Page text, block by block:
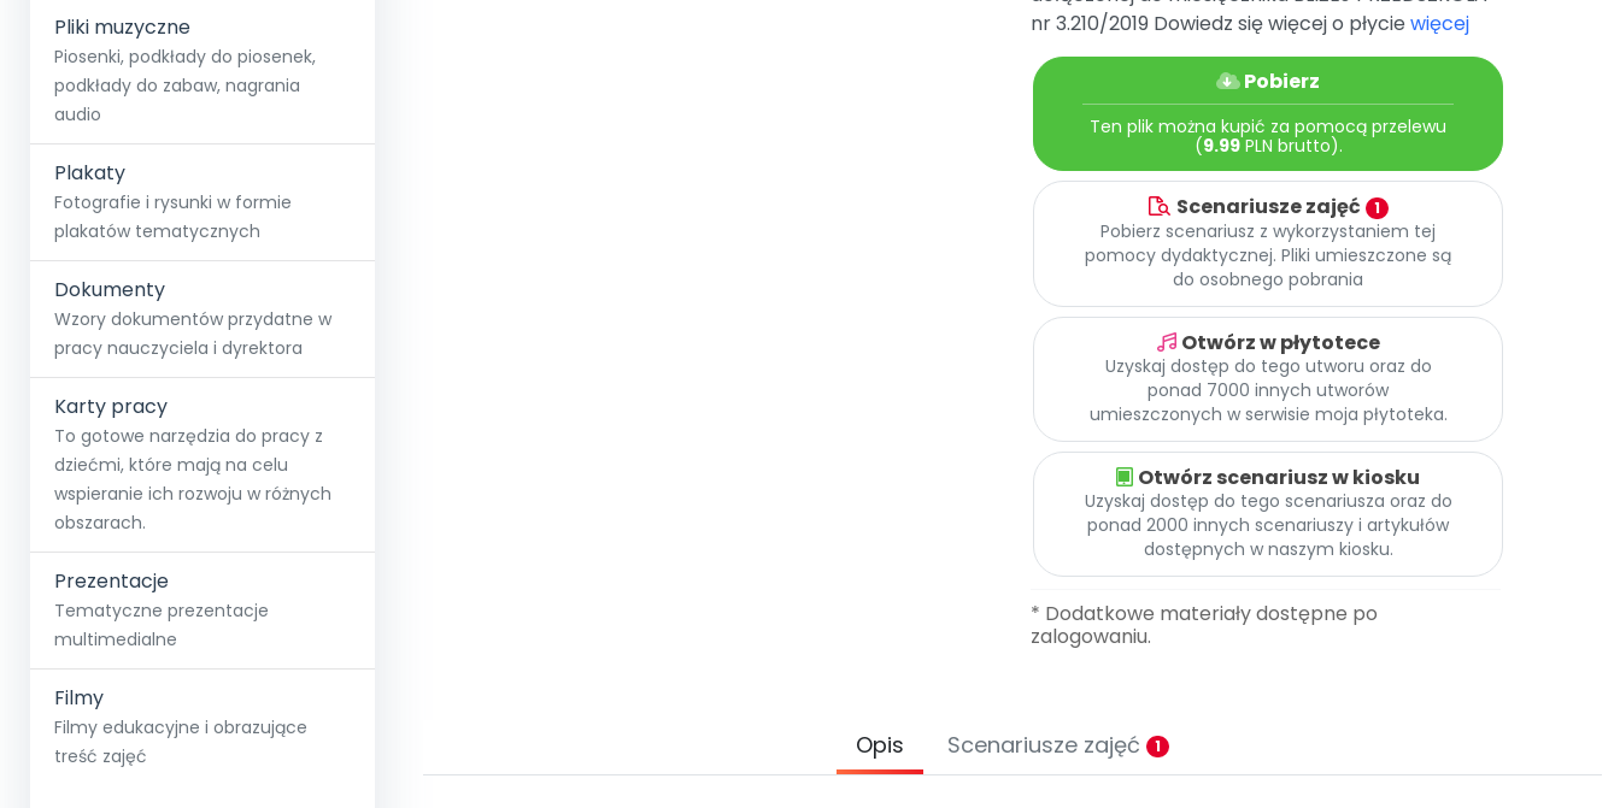
Pliki muzyczne
Piosenki, podkłady do piosenek,
podkłady do zabaw, nagrania
audio
Plakaty
Fotografie i rysunki w formie
plakatów tematycznych
Dokumenty
Wzory dokumentów przydatne w
pracy nauczyciela i dyrektora
Karty pracy
To gotowe narzędzia do pracy z
dziećmi, które mają na celu
wspieranie ich rozwoju w różnych
obszarach.
Prezentacje
Tematyczne prezentacje
multimedialne
Filmy
Filmy edukacyjne i obrazujące
treść zajęć
nr 3.210/2019 Dowiedz się więcej o płycie więcej
Pobierz
Ten plik można kupić za pomocą przelewu
(9.99PLN brutto).
Scenariusze zajęć 1
Pobierz scenariusz z wykorzystaniem tej
pomocy dydaktycznej. Pliki umieszczone są
do osobnego pobrania
Otwórz w płytotece
Uzyskaj dostęp do tego utworu oraz do
ponad 7000 innych utworów
umieszczonych w serwisie moja płytoteka.
Otwórz scenariusz w kiosku
Uzyskaj dostęp do tego scenariusza oraz do
ponad 2000 innych scenariuszy i artykułów
dostępnych w naszym kiosku.
* Dodatkowe materiały dostępne po
zalogowaniu.
Opis Scenariusze zajęć 1